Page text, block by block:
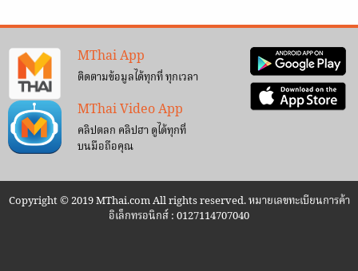
MThai App
ติดตามข้อมูลได้ทุกที่ ทุกเวลา
MThai Video App
คลิปตลก คลิปฮา ดูได้ทุกที่
บนมือถือคุณ
Copyright © 2019 MThai.com All rights reserved. หมายเลขทะเบียนการค้า
อิเล็กทรอนิกส์ : 0127114707040